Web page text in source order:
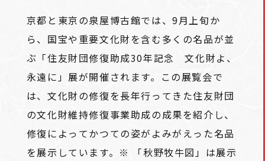
京都と東京の泉屋博古館では、9月上旬か
ら、国宝や重要文化財を含む多くの名品が並
ぶ「住友財団修復助成30年記念 文化財よ、
永遠に」展が開催されます。この展覧会で
は、文化財の修復を長年行ってきた住友財団
の文化財維持修復事業助成の成果を紹介し、
修復によってかつての姿がよみがえった名品
を展示しています。※ 「秋野牧牛図」は展示